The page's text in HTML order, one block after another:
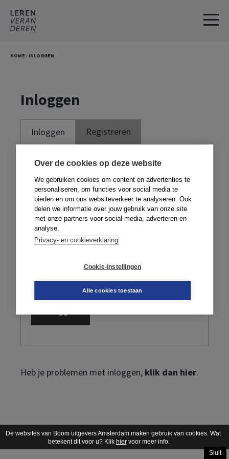
De websites van Boom uitgevers Amsterdam maken gebruik van cookies. Wat
betekent dit voor u? Klik hiervoor meer info.
Sluit
Over de cookies op deze website
We gebruiken cookies om content en advertenties te
personaliseren, om functies voor social media te
bieden en om ons websiteverkeer te analyseren. Ook
delen we informatie over jouw gebruik van onze site
met onze partners voor social media, adverteren en
analyse.
Privacy- en cookieverklaring
Cookie-instellingen
Alle cookies toestaan
naar
naar
HOME› INLOGGEN
Inloggen
Inloggen Registreren
Je moet ingelogd zijn om deze website te
kunnen gebruiken. Om te kunnen inloggen,
moet je je registreren met de code voor in
je boek. Heb je geen boek, klik dan hier.
Ik ben mijn wachtwoord vergeten
Heb je problemen met inloggen, klik dan hier.